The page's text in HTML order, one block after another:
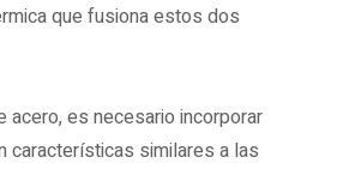
que fusiona estos dos
acero, es necesario incorporar
características similares a las